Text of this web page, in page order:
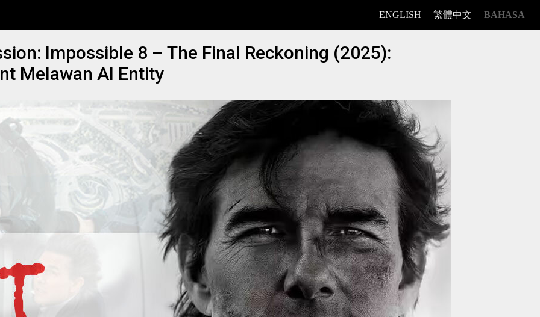
ENGLISH 繁體中文 BAHASA
Impossible 8 – The Final Reckoning (2025):
Melawan AI Entity